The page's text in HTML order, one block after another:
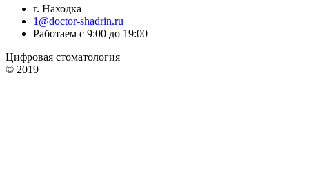
г. Находка
1@doctor-shadrin.ru
Работаем с 9:00 до 19:00
Цифровая стоматология
© 2019